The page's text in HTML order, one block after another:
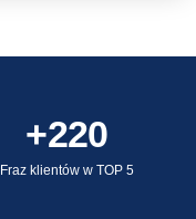
+220
Fraz klientów w TOP 5